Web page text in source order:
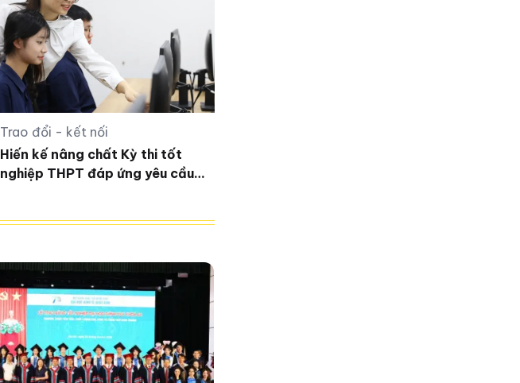
Trao đổi - kết nối
Hiến kế nâng chất Kỳ thi tốt
nghiệp THPT đáp ứng yêu cầu